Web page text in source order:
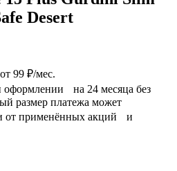
Desert
99 ₽/мес.
оформлении на 24 месяца без
размер платежа может
от применённых акций и